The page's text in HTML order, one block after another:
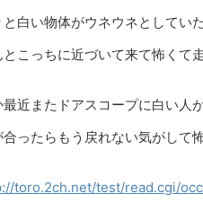
白い物体がウネウネとしていた
とこっちに近づいて来て怖くて
最近またドアスコープに白い人
ったらもう戻れない気がして
toro.2ch.net/test/read.cgi/